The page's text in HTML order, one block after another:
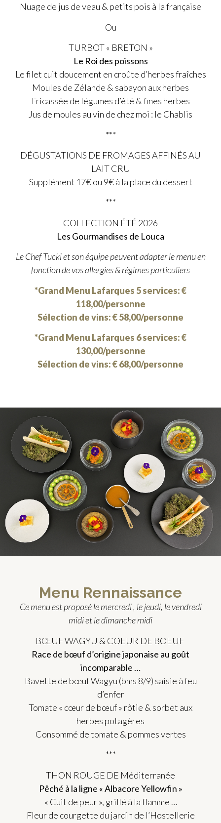
Nuage de jus de veau & petits pois à la française
Ou
TURBOT « BRETON »
Le Roi des poissons
Le filet cuit doucement en croûte d’herbes fraîches
Moules de Zélande & sabayon aux herbes
Fricassée de légumes d’été & fines herbes
Jus de moules au vin de chez moi : le Chablis
***
DÉGUSTATIONS DE FROMAGES AFFINÉS AU
LAIT CRU
Supplément 17€ ou 9€ à la place du dessert
***
COLLECTION ÉTÉ 2026
Les Gourmandises de Louca
Le Chef Tucki et son équipe peuvent adapter le menu en
fonction de vos allergies & régimes particuliers
*Grand Menu Lafarques 5 services: €
118,00/personne
Sélection de vins: € 58,00/personne
*Grand Menu Lafarques 6 services: €
130,00/personne
Sélection de vins: € 68,00/personne
Menu Rennaissance
Ce menu est proposé le mercredi , le jeudi, le vendredi
midi et le dimanche midi
BŒUF WAGYU & COEUR DE BOEUF
Race de bœuf d’origine japonaise au goût
incomparable …
Bavette de bœuf Wagyu (bms 8/9) saisie à feu
d’enfer
Tomate « cœur de bœuf » rôtie & sorbet aux
herbes potagères
Consommé de tomate & pommes vertes
***
THON ROUGE DE Méditerranée
Pêché à la ligne « Albacore Yellowfin »
« Cuit de peur », grillé à la flamme …
Fleur de courgette du jardin de l’Hostellerie